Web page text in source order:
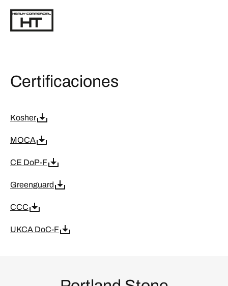
Certificaciones
Kosher
MOCA
CE DoP-F
Greenguard
CCC
UKCA DoC-F